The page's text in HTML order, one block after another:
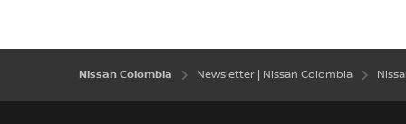
Nissan Colombia Newsletter | Nissan Colombia